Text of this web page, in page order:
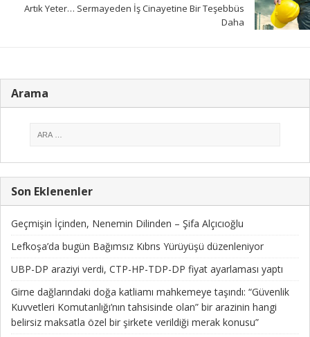
Artık Yeter… Sermayeden İş Cinayetine Bir Teşebbüs
Daha
Arama
Son Eklenenler
Geçmişin İçinden, Nenemin Dilinden – Şifa Alçıcıoğlu
Lefkoşa’da bugün Bağımsız Kıbrıs Yürüyüşü düzenleniyor
UBP-DP araziyi verdi, CTP-HP-TDP-DP fiyat ayarlaması yaptı
Girne dağlarındaki doğa katliamı mahkemeye taşındı: “Güvenlik
Kuvvetleri Komutanlığı’nın tahsisinde olan” bir arazinin hangi
belirsiz maksatla özel bir şirkete verildiği merak konusu”